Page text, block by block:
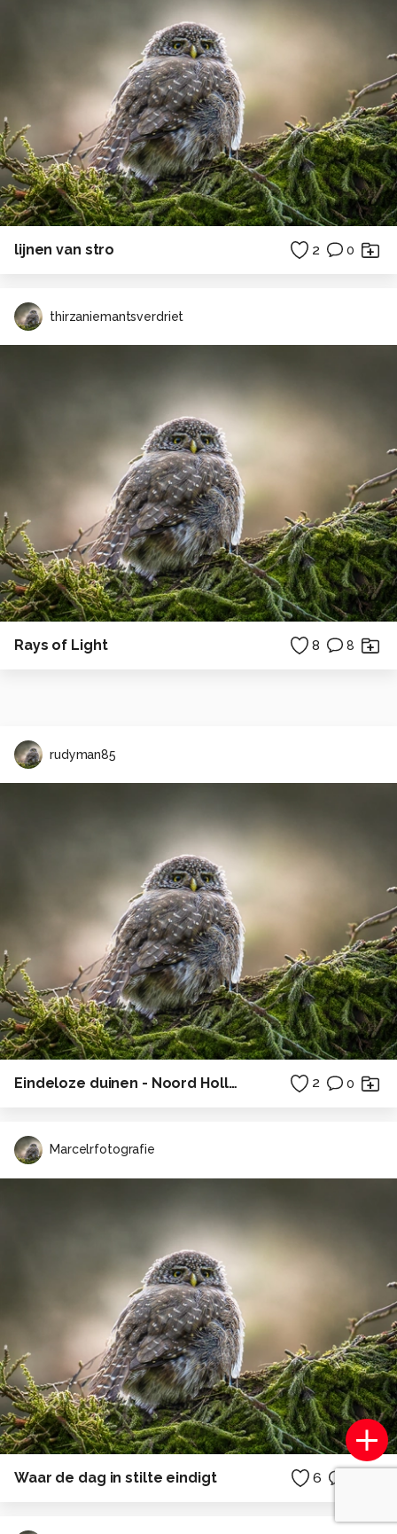
lijnen van stro 2 0
thirzaniemantsverdriet
Rays of Light 8 8
rudyman85
Eindeloze duinen - Noord Holland 2 0
Marcelrfotografie
Waar de dag in stilte eindigt 6